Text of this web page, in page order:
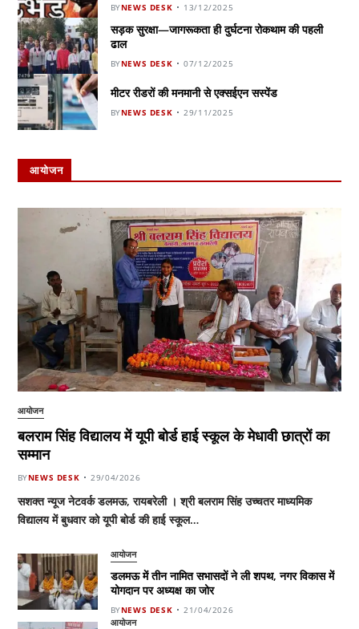
BYNEWS DESK 13/12/2025
सड़क सुरक्षा—जागरूकता ही दुर्घटना रोकथाम की पहली
ढाल
BYNEWS DESK 07/12/2025
मीटर रीडरों की मनमानी से एक्सईएन सस्पेंड
BYNEWS DESK 29/11/2025
आयोजन
आयोजन
बलराम सिंह विद्यालय में यूपी बोर्ड हाई स्कूल के मेधावी छात्रों का
सम्मान
BYNEWS DESK 29/04/2026
सशक्त न्यूज नेटवर्क डलमऊ, रायबरेली । श्री बलराम सिंह उच्चतर माध्यमिक
विद्यालय में बुधवार को यूपी बोर्ड की हाई स्कूल…
आयोजन
डलमऊ में तीन नामित सभासदों ने ली शपथ, नगर विकास में
योगदान पर अध्यक्ष का जोर
BYNEWS DESK 21/04/2026
आयोजन